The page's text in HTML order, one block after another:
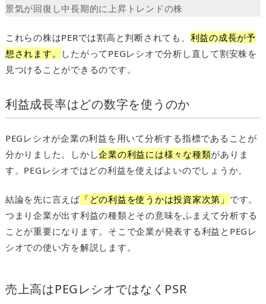
景気が回復し中長期的に上昇トレンドの株
これらの株はPERでは割高と判断されても、 利益の成長が予
想されます。
したがってPEGレシオで分析し直して割安株を
見つけることができるのです。
利益成長率はどの数字を使うのか
PEGレシオが企業の利益を用いて分析する指標であることが
分かりました。しかし企業の利益には様々な種類がありま
す。PEGレシオではどの利益を使えばよいのでしょうか。
結論を先に言えば「どの利益を使うかは投資家次第」 です。
つまり企業が出す利益の種類とその意味をふまえて分析する
ことが重要になります。そこで企業が発表する利益とPEGレ
シオでの使い方を解説します。
売上高はPEGレシオではなくPSR